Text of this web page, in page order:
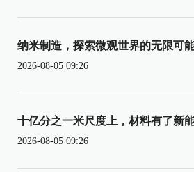
纳米制造，探索微观世界的无限可
2026-08-05 09:26
十亿分之一米尺度上，材料有了新
2026-08-05 09:26